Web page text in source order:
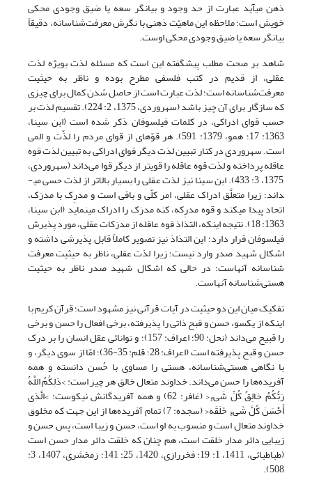
ذهن می­آید عبارت از حد وجود و بیانگر سعه یا ضیق وجودی محکی
خویش است؛ ملاحظه این ماهیّت ذهنی با نگرش معرفت‌شناسانه، دقیقاً
بیانگر سعه یا ضیق وجودی محکی اوست.
شاهد بر صحت مطلب پیش­گفته این است که مسئله لذت بویژه لذت
عقلی، از قدیم در کتب فلسفی مطرح بوده و ناظر به حیثیت
معرفت‌شناسانه است؛ لذت عبارت است از حاصل شدن کمال برای چیزی
که سازگار برای آن چیز باشد (سهروردی، 1375، 2: 224). تقسیم لذت بر
حسب قوای ادراکی، در کلمات فیلسوفان ذکر شده است (ابن سینا،
1363: 17؛ همو، 1379: 591). هر قوّه­اى از قواى مردم را لذّت و المى
است. سهروردی در کنار تبیین لذت دیگر قوای ادراکی به تبیین لذت قوه
عاقله پرداخته و لذت قوه عاقله را قوی­تر از دیگر قوا می‌داند (سهروردی،
1375، 3: 433). ابن سینا نیز لذت عقلی را بسیار بالاتر از لذت حسی می­
داند؛ زیرا متعلَّق ادراک عقلی، امر کلّی و باقی است و مدرِک با مدرَک،
اتحاد پیدا می­کند و قوه مدرِکه، کنه مدرَک را ادراک می­نماید (ابن سینا،
1363: 18). نتیجه اینکه، التذاذ قوه عاقله از مدرَکات عقلی، مورد پذیرش
فیلسوفان قرار دارد؛ این التذاذ نیز تصویر کاملاً قابل پذیرشی داشته و
اشکال شهید صدر وارد نیست؛ زیرا لذت عقلی، ناظر به حیثیت معرفت
شناسانه آنهاست؛ در حالی که اشکال شهید صدر ناظر به حیثیت
هستی‌شناسانه آنهاست.
تفکیک میان این دو حیثیت در آیات قرآنی نیز مشهود است؛ قرآن کریم با
اینکه از یک­سو، حسن و قبح ذاتی را پذیرفته، برخی افعال را حسن و برخی
را قبیح می‌داند (نحل: 90؛ اعراف: 157)؛ و توانائی عقل انسان را بر درک
حسن و قبح پذیرفته است (اعراف: 28؛ قلم: 35-36)؛ امّا از سوی دیگر، و
با نگاهی هستی‌شناسانه، هستی را مساوی با حُسن دانسته و همه
آفریده‌ها را حسن می‌داند. خداوند متعال خالق هر چیز است: >ذلِکُمُ اللَّهُ
رَبُّکُمْ خالِقُ کُلِّ شَی‏ءٍ< (غافر: 62) و همه آفریدگانش نیکوست: >الَّذی
أَحْسَنَ کُلَّ شَی‏ءٍ خَلَقَه< (سجده: 7) تمام آفریده‌ها از این جهت که مخلوق
خداوند متعال است و منسوب به او است، حسن و زیبا است، پس حسن و
زیبایى دائر مدار خلقت است، هم چنان که خلقت دائر مدار حسن است
(طباطبائی، 1411، 1: 19؛ فخررازی، 1420، 25: 141؛ زمخشری، 1407، 3:
508).